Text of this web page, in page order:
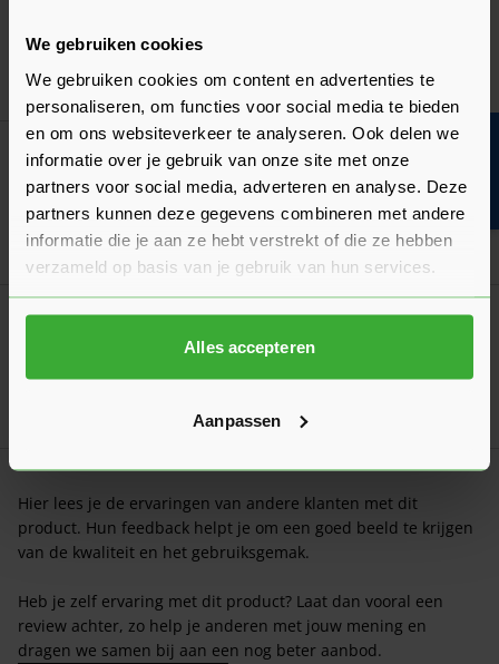
We gebruiken cookies
We gebruiken cookies om content en advertenties te
personaliseren, om functies voor social media te bieden
en om ons websiteverkeer te analyseren. Ook delen we
informatie over je gebruik van onze site met onze
partners voor social media, adverteren en analyse. Deze
partners kunnen deze gegevens combineren met andere
informatie die je aan ze hebt verstrekt of die ze hebben
verzameld op basis van je gebruik van hun services.
Alles accepteren
Aanpassen
Verkrijgbaar in 3 lengtes
Vanaf10,45 per stuk
Korting? Vraag offerte aan!
In-lite LIV
Verkrijgbaar in 4 kleuren
Vanaf 141,55per stuk Ga
Korting? Vraag offerte aan!
In-lite LIV LOW
132,05per stuk
Hier lees je de ervaringen van andere klanten met dit
product. Hun feedback helpt je om een goed beeld te krijgen
van de kwaliteit en het gebruiksgemak.
Heb je zelf ervaring met dit product? Laat dan vooral een
review achter, zo help je anderen met jouw mening en
dragen we samen bij aan een nog beter aanbod.